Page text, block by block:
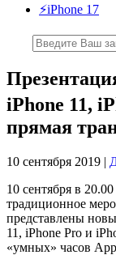
⚡️iPhone 17
iPhone 11,
прямая
10 сентября 2019 |
10 сентября в
традиционное
представлены
11, iPhone Pro и
«умных» часов